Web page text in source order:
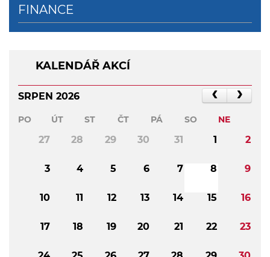
FINANCE
KALENDÁŘ AKCÍ
SRPEN 2026
PO ÚT ST ČT PÁ SO NE
27 28 29 30 31 1 2
3 4 5 6 7 8 9
10 11 12 13 14 15 16
17 18 19 20 21 22 23